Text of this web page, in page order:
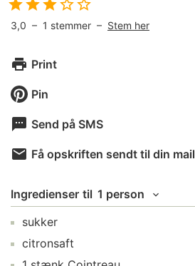
3,0 – 1 stemmer – Stem her
Print
Pin
Send på SMS
Få opskriften sendt til din mail
Ingredienser til 1 person
sukker
citronsaft